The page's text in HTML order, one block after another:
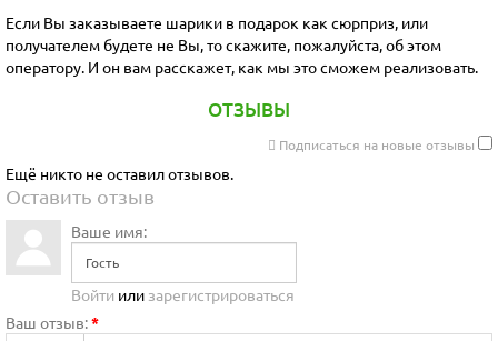
Если Вы заказываете шарики в подарок как сюрприз, или
получателем будете не Вы, то скажите, пожалуйста, об этом
оператору. И он вам расскажет, как мы это сможем реализовать.
ОТЗЫВЫ
Подписаться на новые отзывы
Ещё никто не оставил отзывов.
Оставить отзыв
Ваше имя:
Войти или зарегистрироваться
Ваш отзыв:*